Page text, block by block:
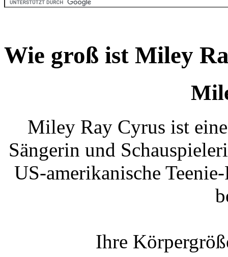
Wie groß ist Miley
Miley Ray Cyrus ist
Sängerin und
US-amerikanische
Ihre